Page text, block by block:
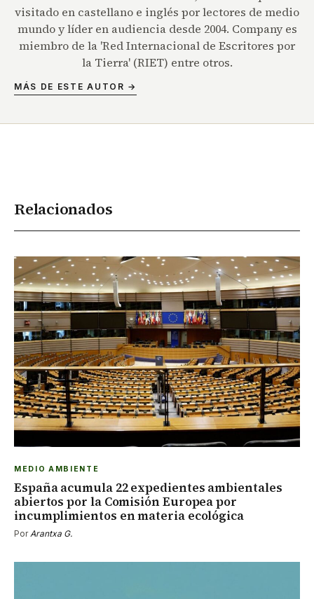
visitado en castellano e inglés por lectores de medio
mundo y líder en audiencia desde 2004. Company es
miembro de la 'Red Internacional de Escritores por
la Tierra' (RIET) entre otros.
MÁS DE ESTE AUTOR →
Relacionados
MEDIO AMBIENTE
España acumula 22 expedientes ambientales
abiertos por la Comisión Europea por
incumplimientos en materia ecológica
PorArantxa G.